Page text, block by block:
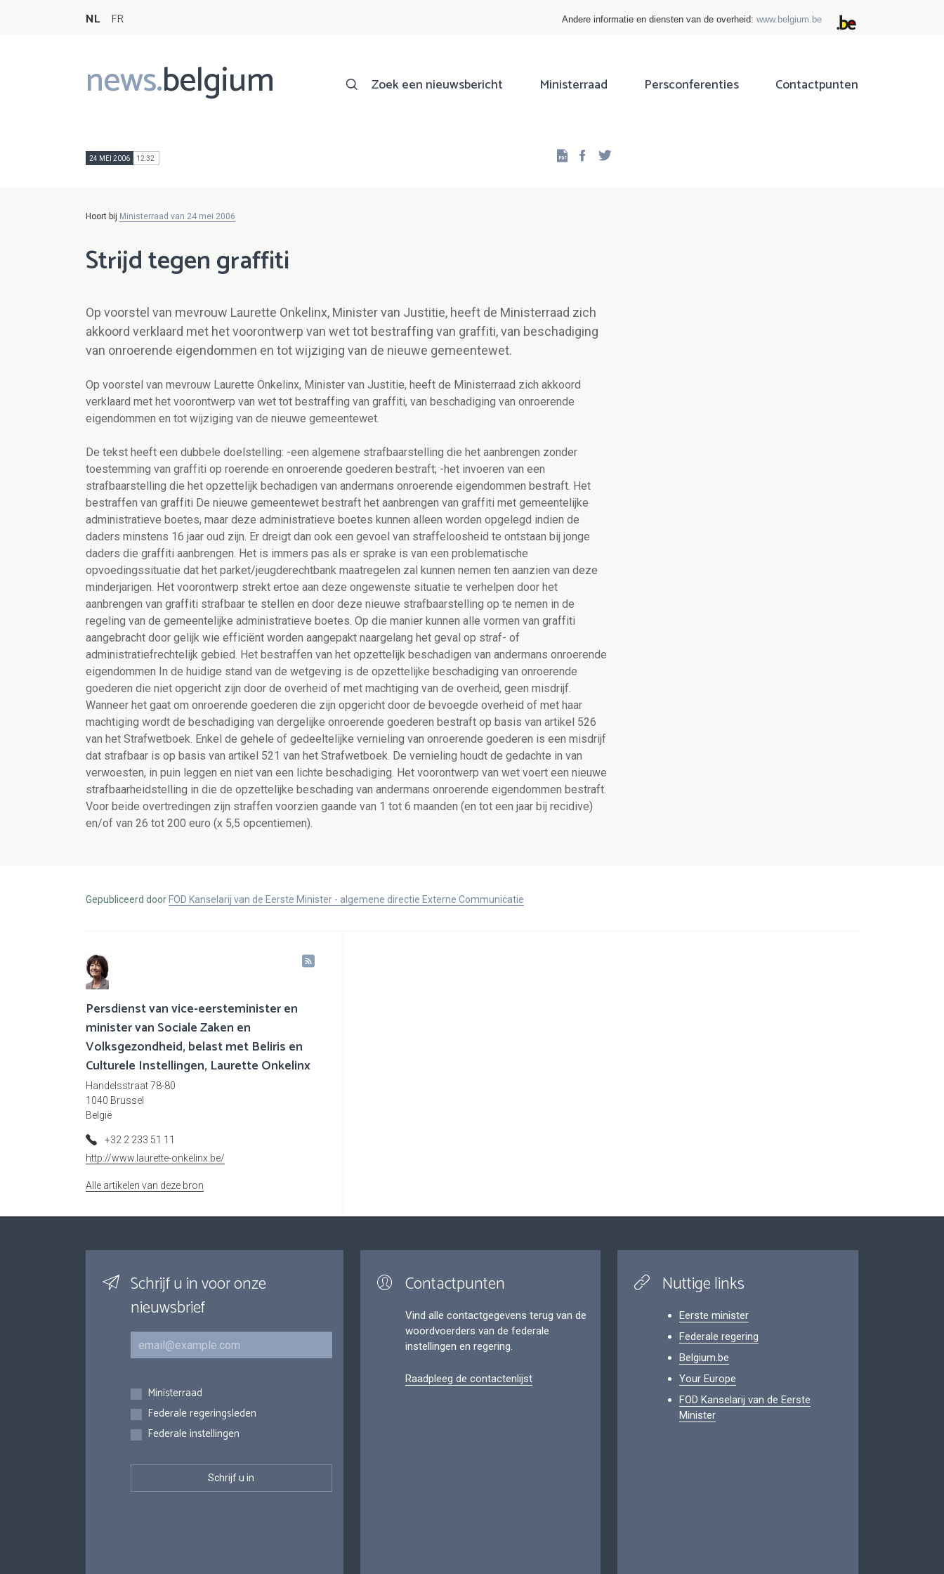
NL FR Andere informatie en diensten van de overheid: www.belgium.be
news.belgium
Main
navigation
Zoek een nieuwsbericht Ministerraad Persconferenties Contactpunten
24 MEI 2006 12:32 Facebook
Hoort bij Ministerraad van 24 mei 2006
Strijd tegen graffiti
Op voorstel van mevrouw Laurette Onkelinx, Minister van Justitie, heeft de Ministerraad zich
akkoord verklaard met het voorontwerp van wet tot bestraffing van graffiti, van beschadiging
van onroerende eigendommen en tot wijziging van de nieuwe gemeentewet.
Op voorstel van mevrouw Laurette Onkelinx, Minister van Justitie, heeft de Ministerraad zich akkoord
verklaard met het voorontwerp van wet tot bestraffing van graffiti, van beschadiging van onroerende
eigendommen en tot wijziging van de nieuwe gemeentewet.
De tekst heeft een dubbele doelstelling: -een algemene strafbaarstelling die het aanbrengen zonder
toestemming van graffiti op roerende en onroerende goederen bestraft; -het invoeren van een
strafbaarstelling die het opzettelijk bechadigen van andermans onroerende eigendommen bestraft. Het
bestraffen van graffiti De nieuwe gemeentewet bestraft het aanbrengen van graffiti met gemeentelijke
administratieve boetes, maar deze administratieve boetes kunnen alleen worden opgelegd indien de
daders minstens 16 jaar oud zijn. Er dreigt dan ook een gevoel van straffeloosheid te ontstaan bij jonge
daders die graffiti aanbrengen. Het is immers pas als er sprake is van een problematische
opvoedingssituatie dat het parket/jeugderechtbank maatregelen zal kunnen nemen ten aanzien van deze
minderjarigen. Het voorontwerp strekt ertoe aan deze ongewenste situatie te verhelpen door het
aanbrengen van graffiti strafbaar te stellen en door deze nieuwe strafbaarstelling op te nemen in de
regeling van de gemeentelijke administratieve boetes. Op die manier kunnen alle vormen van graffiti
aangebracht door gelijk wie efficiënt worden aangepakt naargelang het geval op straf- of
administratiefrechtelijk gebied. Het bestraffen van het opzettelijk beschadigen van andermans onroerende
eigendommen In de huidige stand van de wetgeving is de opzettelijke beschadiging van onroerende
goederen die niet opgericht zijn door de overheid of met machtiging van de overheid, geen misdrijf.
Wanneer het gaat om onroerende goederen die zijn opgericht door de bevoegde overheid of met haar
machtiging wordt de beschadiging van dergelijke onroerende goederen bestraft op basis van artikel 526
van het Strafwetboek. Enkel de gehele of gedeeltelijke vernieling van onroerende goederen is een misdrijf
dat strafbaar is op basis van artikel 521 van het Strafwetboek. De vernieling houdt de gedachte in van
verwoesten, in puin leggen en niet van een lichte beschadiging. Het voorontwerp van wet voert een nieuwe
strafbaarheidstelling in die de opzettelijke beschading van andermans onroerende eigendommen bestraft.
Voor beide overtredingen zijn straffen voorzien gaande van 1 tot 6 maanden (en tot een jaar bij recidive)
en/of van 26 tot 200 euro (x 5,5 opcentiemen).
Gepubliceerd door FOD Kanselarij van de Eerste Minister - algemene directie Externe Communicatie
Persdienst van vice-eersteminister en
minister van Sociale Zaken en
Volksgezondheid, belast met Beliris en
Culturele Instellingen, Laurette Onkelinx
Handelsstraat 78-80
1040 Brussel
België
+32 2 233 51 11
http://www.laurette-onkelinx.be/
Alle artikelen van deze bron
Schrijf u in voor onze
nieuwsbrief
E-mail
Inschrijvingen
Ministerraad
Federale regeringsleden
Federale instellingen
Contactpunten
Vind alle contactgegevens terug van de
woordvoerders van de federale
instellingen en regering.
Raadpleeg de contactenlijst
Nuttige links
Eerste minister
Federale regering
Belgium.be
Your Europe
FOD Kanselarij van de Eerste
Minister